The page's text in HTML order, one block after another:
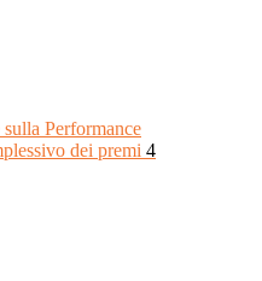
Performance
dei premi 4